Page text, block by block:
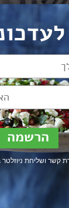
קשר ושליחת